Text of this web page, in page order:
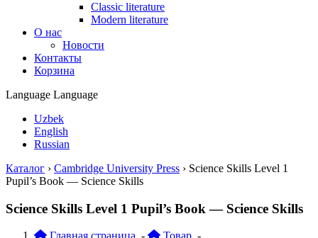
Classic literature
Modern literature
О нас
Новости
Контакты
Корзина
Language Language
Uzbek
English
Russian
Каталог › Cambridge University Press › Science Skills Level 1
Pupil’s Book — Science Skills
Science Skills Level 1 Pupil’s Book — Science Skills